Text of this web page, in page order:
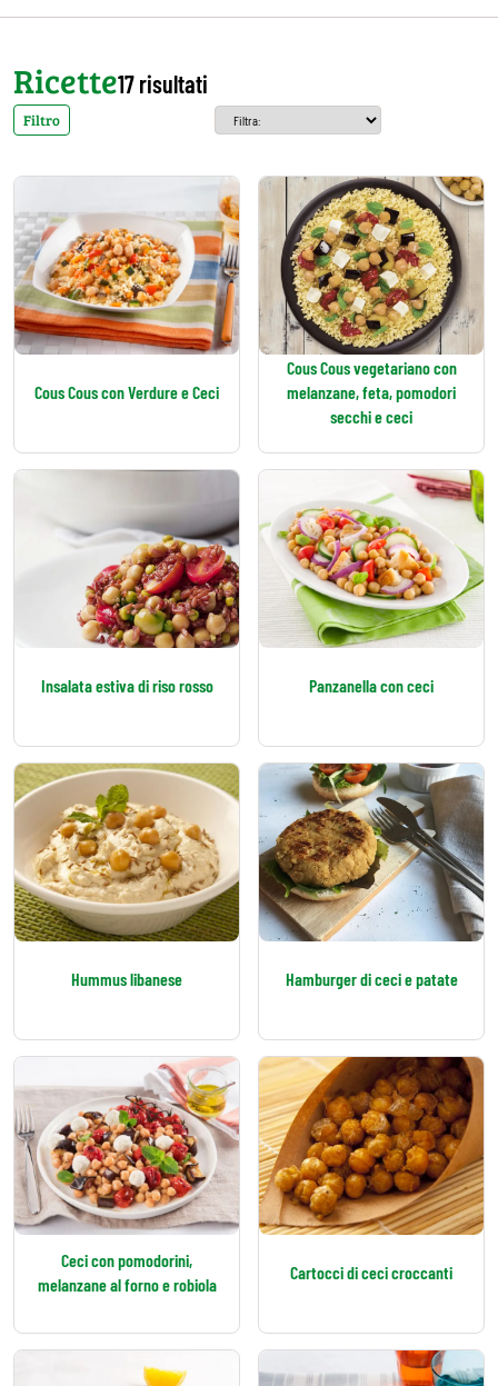
Ricette17 risultati
Filtro
Cous Cous con Verdure e Ceci
Cous Cous vegetariano con
melanzane, feta, pomodori
secchi e ceci
Insalata estiva di riso rosso Panzanella con ceci
Hummus libanese Hamburger di ceci e patate
Ceci con pomodorini,
melanzane al forno e robiola
Cartocci di ceci croccanti